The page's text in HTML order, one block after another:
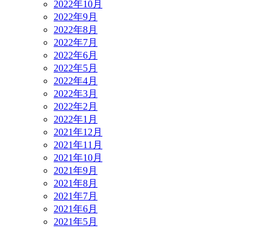
2022年10月
2022年9月
2022年8月
2022年7月
2022年6月
2022年5月
2022年4月
2022年3月
2022年2月
2022年1月
2021年12月
2021年11月
2021年10月
2021年9月
2021年8月
2021年7月
2021年6月
2021年5月